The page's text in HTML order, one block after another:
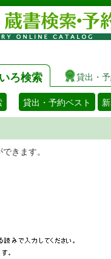
ろ検索 貸出・
貸出・予約ベスト
することがで